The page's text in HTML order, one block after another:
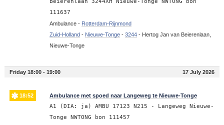
Beierenlaan 3244XH Nieuwe-Tonge NWTONG bon
111637
Ambulance - Rotterdam-Rijnmond
Zuid-Holland- Nieuwe-Tonge- 3244- Hertog Jan van Beierenlaan,
Nieuwe-Tonge
Friday 18:00 - 19:00 17 July 2026
18:52 Ambulance met spoed naar Langeweg te Nieuwe-Tonge
A1 (DIA: ja) AMBU 17123 N215 - Langeweg Nieuwe-
Tonge NWTONG bon 111457